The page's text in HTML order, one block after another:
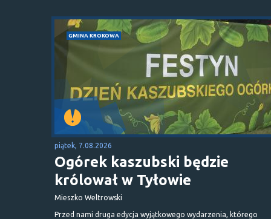
GMINA KROKOWA
piątek, 7.08.2026
Ogórek kaszubski będzie
królował w Tyłowie
Mieszko Weltrowski
Przed nami druga edycja wyjątkowego wydarzenia, którego